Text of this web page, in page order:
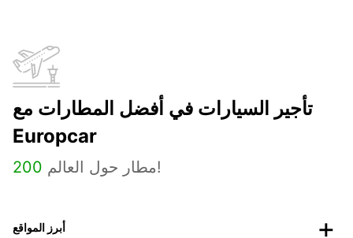
تأجير السيارات في أفضل المطارات مع
Europcar
200 مطار حول العالم!
أبرز المواقع